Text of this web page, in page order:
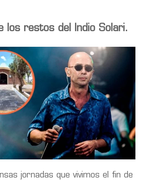
los restos del Indio Solari.
jornadas que vivimos el fin de